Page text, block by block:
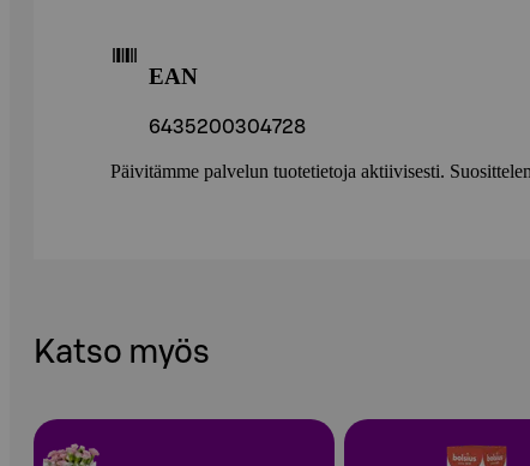
EAN
6435200304728
Päivitämme palvelun tuotetietoja aktiivisesti.
Katso myös